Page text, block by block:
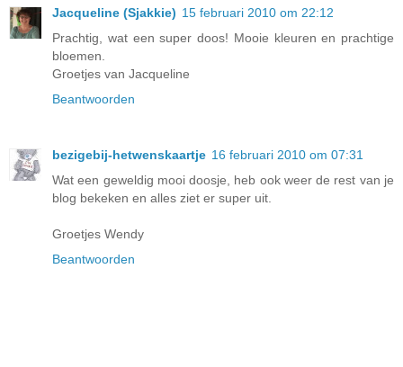
Jacqueline (Sjakkie) 15 februari 2010 om 22:12
Prachtig, wat een super doos! Mooie kleuren en prachtige
bloemen.
Groetjes van Jacqueline
Beantwoorden
bezigebij-hetwenskaartje 16 februari 2010 om 07:31
Wat een geweldig mooi doosje, heb ook weer de rest van je
blog bekeken en alles ziet er super uit.
Groetjes Wendy
Beantwoorden